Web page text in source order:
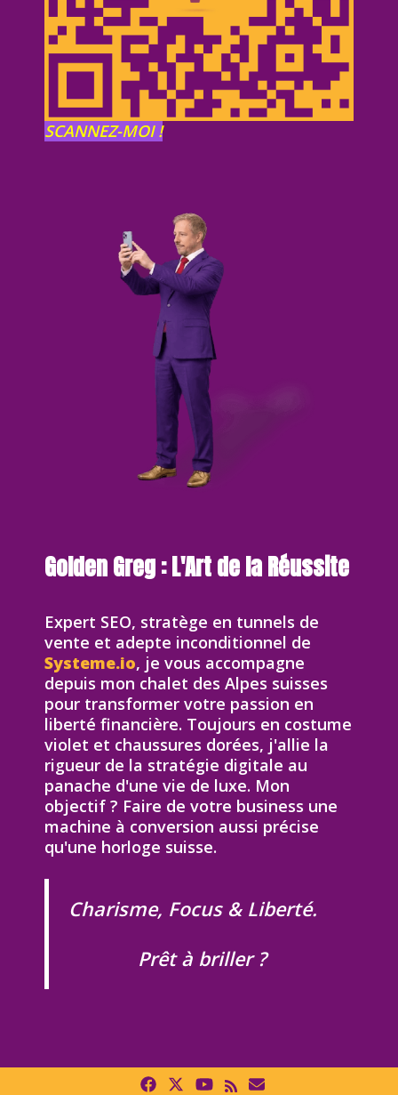
SCANNEZ-MOI !
Golden Greg : L'Art de la Réussite
Expert SEO, stratège en tunnels de
vente et adepte inconditionnel de
Systeme.io, je vous accompagne
depuis mon chalet des Alpes suisses
pour transformer votre passion en
liberté financière. Toujours en costume
violet et chaussures dorées, j'allie la
rigueur de la stratégie digitale au
panache d'une vie de luxe. Mon
objectif ? Faire de votre business une
machine à conversion aussi précise
qu'une horloge suisse.
Charisme, Focus & Liberté.
Prêt à briller ?